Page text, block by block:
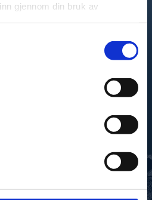
gjennom din bruk av